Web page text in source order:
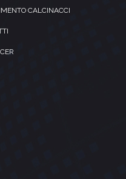
CALCINACCI